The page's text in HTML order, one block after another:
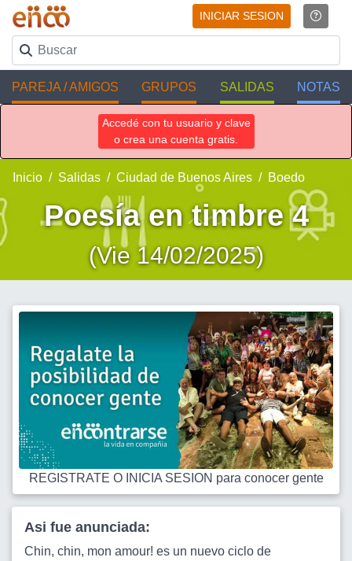
INICIAR SESION
PAREJA / AMIGOS GRUPOS SALIDAS NOTAS
Accedé con tu usuario y clave
o crea una cuenta gratis.
Inicio Salidas Ciudad de Buenos Aires Boedo
Poesía en timbre 4
(Vie 14/02/2025)
REGISTRATE O INICIA SESION para conocer gente
Asi fue anunciada:
Chin, chin, mon amour! es un nuevo ciclo de